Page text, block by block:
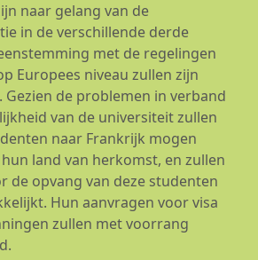
naar gelang van de
in de verschillende derde
met de regelingen
Europees niveau zullen zijn
Gezien de problemen in verband
van de universiteit zullen
naar Frankrijk mogen
land van herkomst, en zullen
de opvang van deze studenten
Hun aanvragen voor visa
zullen met voorrang